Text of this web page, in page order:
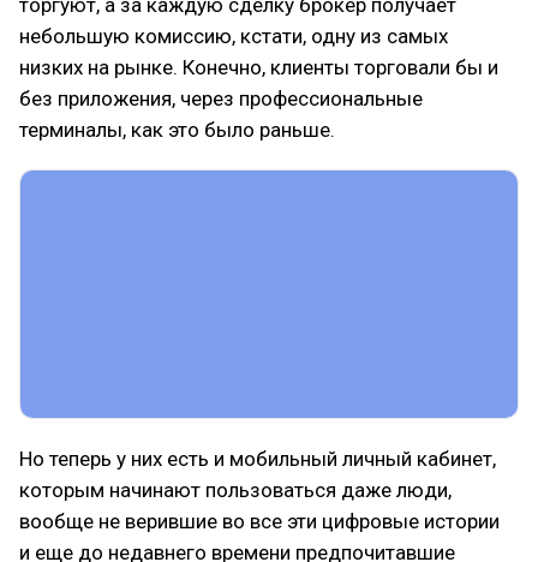
торгуют, а за каждую сделку брокер получает
небольшую комиссию, кстати, одну из самых
низких на рынке. Конечно, клиенты торговали бы и
без приложения, через профессиональные
терминалы, как это было раньше.
Но теперь у них есть и мобильный личный кабинет,
которым начинают пользоваться даже люди,
вообще не верившие во все эти цифровые истории
и еще до недавнего времени предпочитавшие